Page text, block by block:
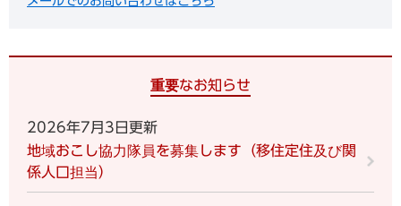
重要なお知らせ
2026年7月3日更新
地域おこし協力隊員を募集します（移住定住及び関
係人口担当）